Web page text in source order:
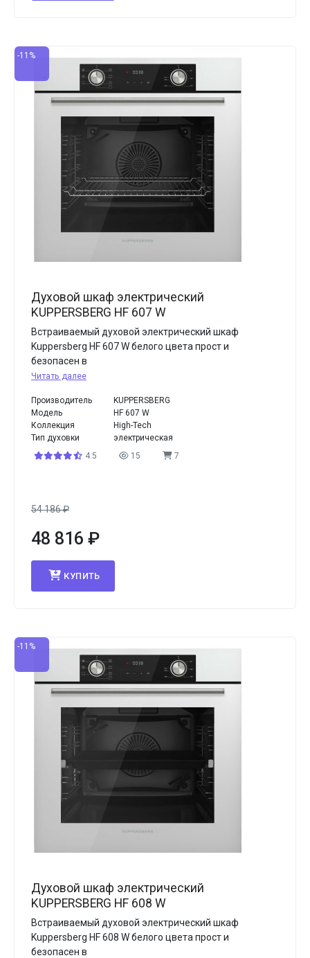
-11%
Духовой шкаф электрический
KUPPERSBERG HF 607 W
Встраиваемый духовой электрический шкаф
Kuppersberg HF 607 W белого цвета прост и
безопасен в
Читать далее
Производитель
KUPPERSBERG
Модель
HF 607 W
Коллекция
High-Tech
Тип духовки
электрическая
4.5
15 7
54 186₽
48 816 ₽
КУПИТЬ
-11%
Духовой шкаф электрический
KUPPERSBERG HF 608 W
Встраиваемый духовой электрический шкаф
Kuppersberg HF 608 W белого цвета прост и
безопасен в